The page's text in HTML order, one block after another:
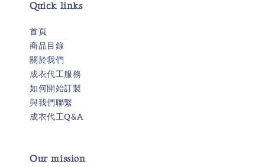
Quick links
首頁
商品目錄
關於我們
成衣代工服務
如何開始訂製
與我們聯繫
成衣代工Q&A
Our mission